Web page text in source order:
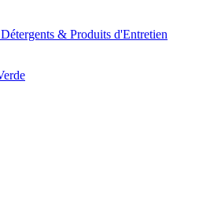
Détergents & Produits d'Entretien